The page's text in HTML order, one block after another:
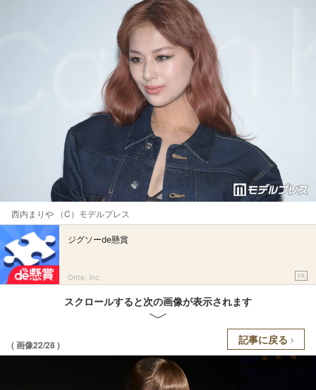
西内まりや （C）モデルプレス
ジグソーde懸賞
Ohte, Inc. PR
スクロールすると次の画像が表示されます
( 画像22/28 ) 記事に戻る